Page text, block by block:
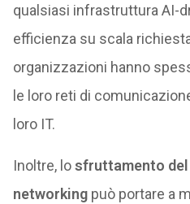
qualsiasi infrastruttura AI-
efficienza su scala
organizzazioni hanno
le loro reti di
loro IT.
Inoltre, losfruttamento
networkingpuò portare a